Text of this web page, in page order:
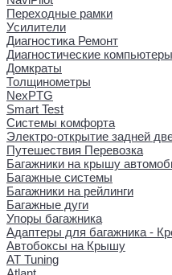
Переходные рамки
Усилители
Диагностика Ремонт
Диагностические компьютеры
Домкраты
Толщинометры
NexPTG
Smart Test
Системы комфорта
Электро-открытие задней
Путешествия Перевозка
Багажники на крышу
Багажные системы
Багажники на рейлинги
Багажные дуги
Упоры багажника
Адаптеры для багажника -
Автобоксы на Крышу
AT Tuning